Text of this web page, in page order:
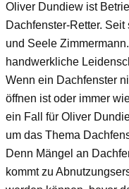
Oliver Dundiew ist
Dachfenster-Retter.
und Seele
handwerkliche
Wenn ein Dachfenster
öffnen ist oder immer
ein Fall für Oliver
um das Thema
Denn Mängel an
kommt zu